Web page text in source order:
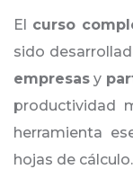
El curso
sido
empresas y
productividad
herramienta
hojas de cálculo.